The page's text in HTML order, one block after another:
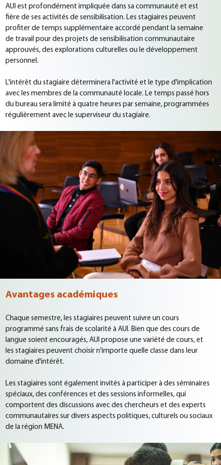
AUI est profondément impliquée dans sa communauté et est
fière de ses activités de sensibilisation. Les stagiaires peuvent
profiter de temps supplémentaire accordé pendant la semaine
de travail pour des projets de sensibilisation communautaire
approuvés, des explorations culturelles ou le développement
personnel.
L'intérêt du stagiaire déterminera l'activité et le type d'implication
avec les membres de la communauté locale. Le temps passé hors
du bureau sera limité à quatre heures par semaine, programmées
régulièrement avec le superviseur du stagiaire.
Avantages académiques
Chaque semestre, les stagiaires peuvent suivre un cours
programmé sans frais de scolarité à AUI. Bien que des cours de
langue soient encouragés, AUI propose une variété de cours, et
les stagiaires peuvent choisir n'importe quelle classe dans leur
domaine d'intérêt.
Les stagiaires sont également invités à participer à des séminaires
spéciaux, des conférences et des sessions informelles, qui
comportent des discussions avec des chercheurs et des experts
communautaires sur divers aspects politiques, culturels ou sociaux
de la région MENA.